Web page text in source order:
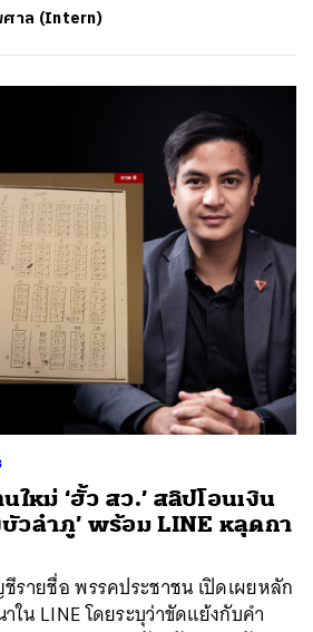
าล (Intern)
หม่ ‘ฮั้ว สว.’ สลิปโอนเงิน
วลำภู’ พร้อม LINE หลุดกา
ายชื่อ พรรคประชาชน เปิดเผยหลัก
น LINE โดยระบุว่าขัดแย้งกับคำ